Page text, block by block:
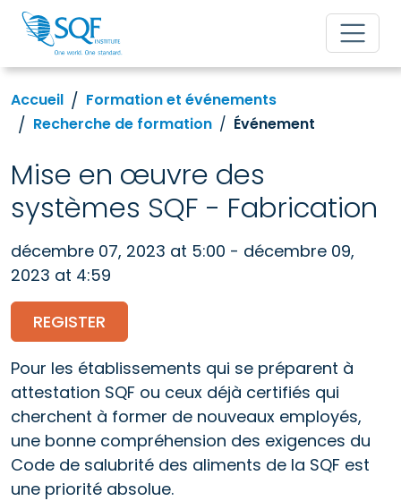
Accueil
Formation et événements
Recherche de formation
Événement
Mise en œuvre des
systèmes SQF - Fabrication
décembre 07, 2023 at 5:00 - décembre 09,
2023 at 4:59
REGISTER
Pour les établissements qui se préparent à
attestation SQF ou ceux déjà certifiés qui
cherchent à former de nouveaux employés,
une bonne compréhension des exigences du
Code de salubrité des aliments de la SQF est
une priorité absolue.